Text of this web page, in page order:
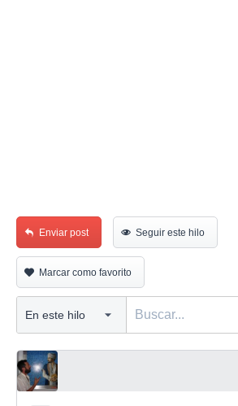
Enviar post Seguir este hilo
Marcar como favorito